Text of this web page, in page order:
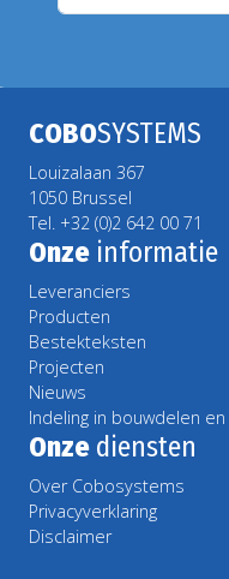
COBOSYSTEMS
Louizalaan 367
1050 Brussel
Tel. +32 (0)2 642 00 71
Onze informatie
Leveranciers
Producten
Bestekteksten
Projecten
Nieuws
Indeling in bouwdelen
Onze diensten
Over Cobosystems
Privacyverklaring
Disclaimer